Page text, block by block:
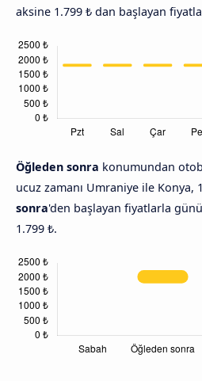
aksine 1.799 ₺ dan başlayan
Öğleden sonra konumundan
ucuz zamanı Umraniye ile Konya,
sonra'den başlayan fiyatlarla
1.799 ₺.